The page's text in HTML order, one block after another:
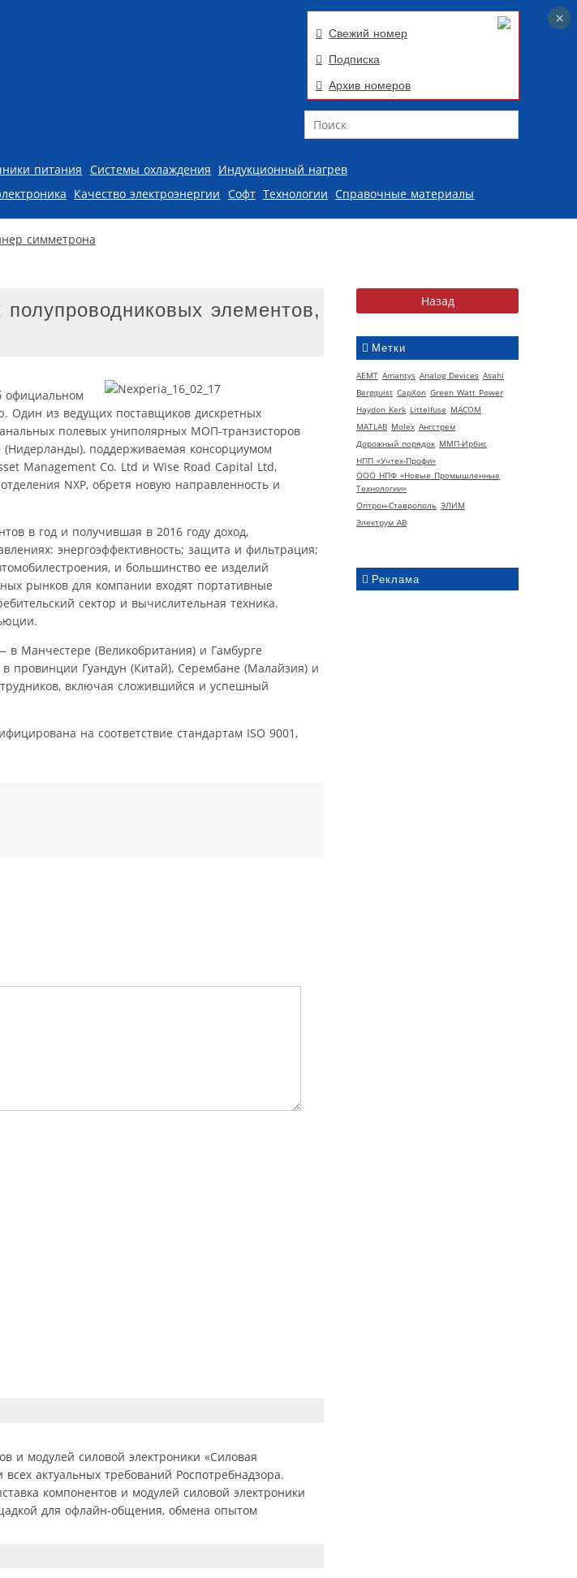
Свежий номер
Подписка
Архив номеров
Поиск
питания Системы охлаждения Индукционный нагрев
Качество электроэнергии Софт Технологии Справочные материалы
Метки
AEMT Amantys Analog Devices Asahi
Bergquist CapXon Green Watt Power
Haydon Kerk Littelfuse MACOM
MATLAB Molex Ангстрем
Дорожный порядок ММП-Ирбис
НПП «Учтех-Профи»
ООО НПФ «Новые Промышленные
Технологии»
Оптрон-Ставрополь ЭЛИМ
Электрум АВ
Реклама
элементов,
официальном
Один из ведущих поставщиков дискретных
полевых униполярных МОП-транзисторов
(Нидерланды), поддерживаемая консорциумом
Management Co. Ltd и Wise Road Capital Ltd,
NXP, обретя новую направленность и
в год и получившая в 2016 году доход,
энергоэффективность; защита и фильтрация;
и большинство ее изделий
рынков для компании входят портативные
сектор и вычислительная техника.
в Манчестере (Великобритания) и Гамбурге
провинции Гуандун (Китай), Серембане (Малайзия) и
включая сложившийся и успешный
на соответствие стандартам ISO 9001,
и модулей силовой электроники «Силовая
актуальных требований Роспотребнадзора.
компонентов и модулей силовой электроники
для офлайн-общения, обмена опытом
×
×